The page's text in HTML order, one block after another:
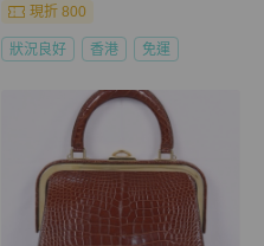
現折 800
狀況良好 香港 免運